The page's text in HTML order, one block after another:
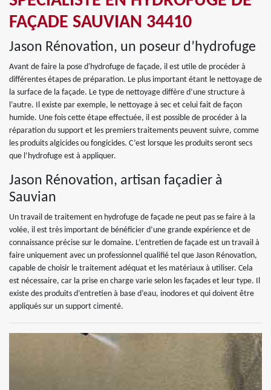
FAÇADE SAUVIAN 34410
Jason Rénovation, un poseur d’hydrofuge
Avant de faire la pose d'hydrofuge de façade, il est utile de procéder à
différentes étapes de préparation. Le plus important étant le nettoyage de
la surface de la façade. Le type de nettoyage diffère d’une structure à
l’autre. Il existe par exemple, le nettoyage à sec et celui fait de façon
humide. Une fois cette étape effectuée, il est possible de procéder à la
réparation du support et les premiers traitements peuvent suivre, comme
les produits algicides ou fongicides. C’est lorsque les produits seront secs
que l’hydrofuge est à appliquer.
Jason Rénovation, artisan façadier à
Sauvian
Un travail de traitement en hydrofuge de façade ne peut pas se faire à la
volée, il est très important de bénéficier d’une grande expérience et de
connaissance précise sur le domaine. L’entretien de façade est un travail à
faire uniquement avec un professionnel qualifié tel que Jason Rénovation,
capable de choisir le traitement adéquat et les matériaux à utiliser. Cela
est nécessaire, car la prise en charge varie selon les façades et leur type. Il
existe des produits d’entretien à base d’eau, inodores et qui doivent être
appliqués sur un support cimenté.